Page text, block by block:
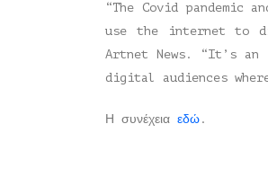
“The Covid
use the internet to
Artnet News. “It’s an
digital audiences
Η συνέχεια εδώ .